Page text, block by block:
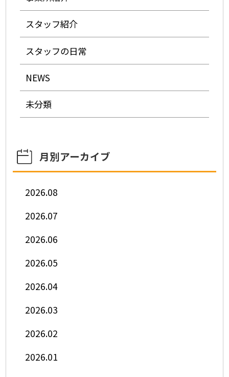
スタッフ紹介
スタッフの日常
NEWS
未分類
月別アーカイブ
2026.08
2026.07
2026.06
2026.05
2026.04
2026.03
2026.02
2026.01